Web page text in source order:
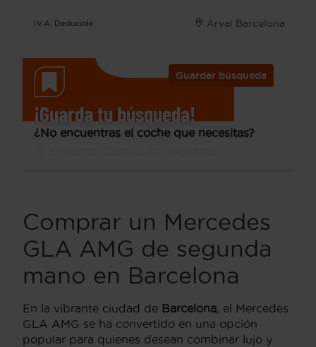
I.V.A. Deducible Arval Barcelona
Guardar búsqueda
¡Guarda tu búsqueda!
¿No encuentras el coche que necesitas?
Comprar un Mercedes
GLA AMG de segunda
mano en Barcelona
En la vibrante ciudad de Barcelona, el Mercedes
GLA AMG se ha convertido en una opción
popular para quienes desean combinar lujo y